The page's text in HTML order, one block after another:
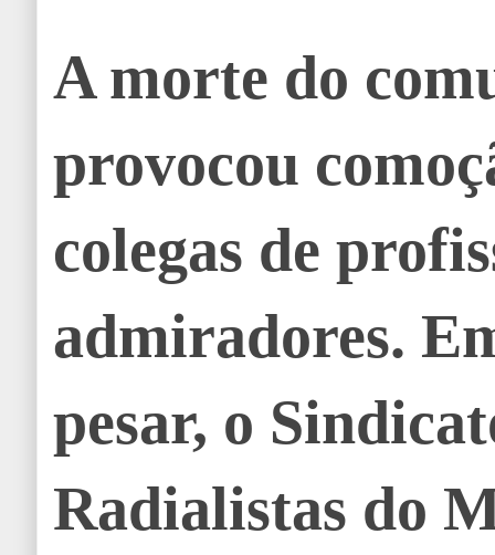
A morte do
provocou
colegas de
admiradores.
pesar, o
Radialistas do